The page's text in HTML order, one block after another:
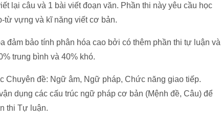
lại câu và 1 bài viết đoạn văn. Phần thi này yêu cầu học
từ vựng và kĩ năng viết cơ bản.
đảm bảo tính phân hóa cao bởi có thêm phần thi tự luận và
trung bình và 40% khó.
Chuyên đề: Ngữ âm, Ngữ pháp, Chức năng giao tiếp.
dụng các cấu trúc ngữ pháp cơ bản (Mệnh đề, Câu) để
thi Tự luận.